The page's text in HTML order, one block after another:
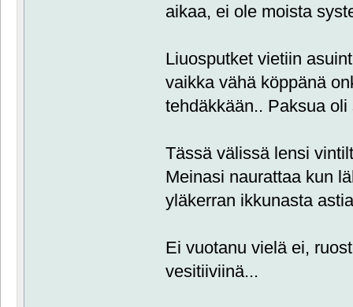
aikaa, ei ole moista
Liuosputket vietiin
vaikka vähä köppänä
tehdäkkään.. Paksua
Tässä välissä lensi
Meinasi naurattaa kun
yläkerran ikkunasta
Ei vuotanu vielä ei,
vesitiiviinä...